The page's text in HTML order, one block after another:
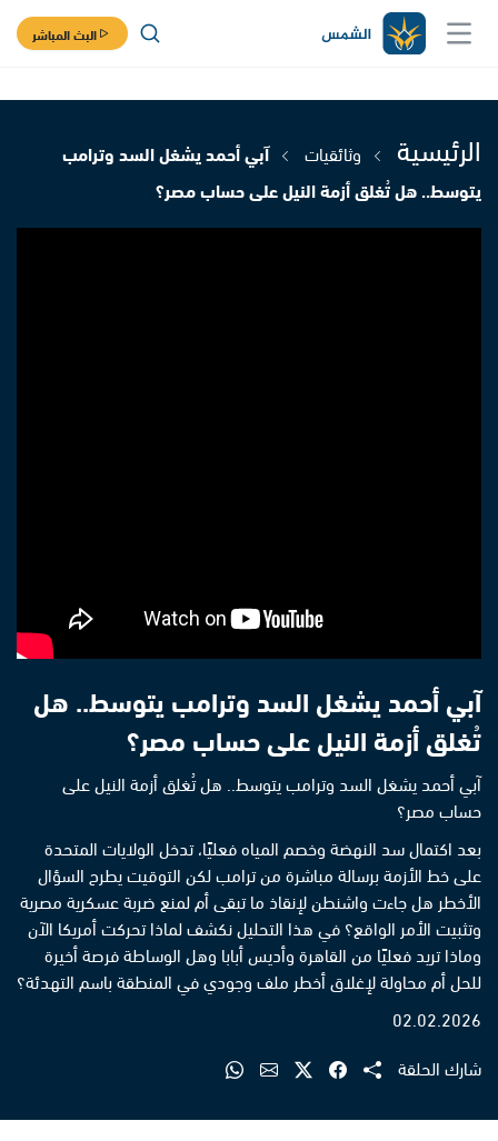
البث المباشر
الرئيسية وثائقيات
آبي أحمد يشغل السد وترامب
يتوسط.. هل تُغلق أزمة النيل على حساب مصر؟
آبي أحمد يشغل السد وترامب يتوسط.. هل
تُغلق أزمة النيل على حساب مصر؟
آبي أحمد يشغل السد وترامب يتوسط.. هل تُغلق أزمة النيل على
حساب مصر؟
بعد اكتمال سد النهضة وخصم المياه فعليًا، تدخل الولايات المتحدة
على خط الأزمة برسالة مباشرة من ترامب لكن التوقيت يطرح السؤال
الأخطر هل جاءت واشنطن لإنقاذ ما تبقى أم لمنع ضربة عسكرية مصرية
وتثبيت الأمر الواقع؟ في هذا التحليل نكشف لماذا تحركت أمريكا الآن
وماذا تريد فعليًا من القاهرة وأديس أبابا وهل الوساطة فرصة أخيرة
للحل أم محاولة لإغلاق أخطر ملف وجودي في المنطقة باسم التهدئة؟
02.02.2026
شارك الحلقة